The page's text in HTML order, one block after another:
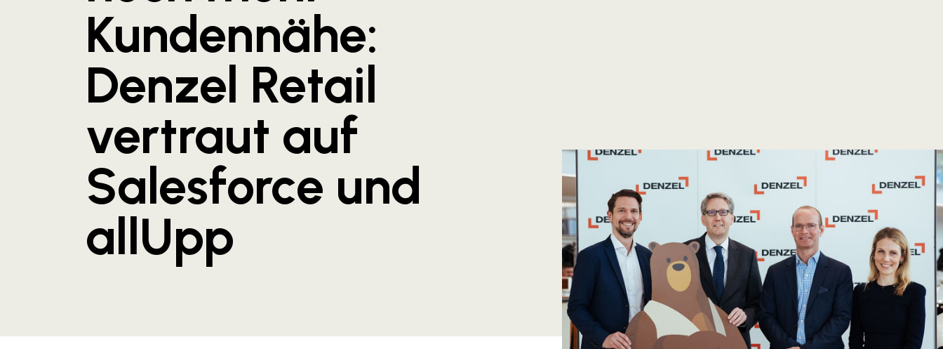
Kundennähe:
Denzel Retail
vertraut auf
Salesforce und
allUpp